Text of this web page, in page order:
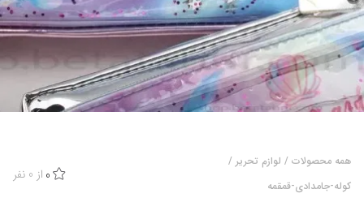
همه محصولات / لوازم تحریر /
کوله-جامدادی-قمقمه
0 از 0 نفر